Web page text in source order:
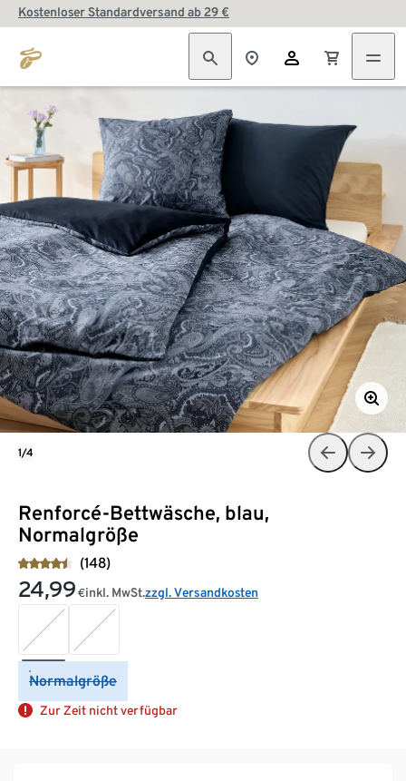
Kostenloser Standardversand ab 29 €
Renforcé-Bettwäsche, blau,
Normalgröße
(148)
24,99 €inkl. MwSt.zzgl. Versandkosten
Normalgröße
Zur Zeit nicht verfügbar
1/4